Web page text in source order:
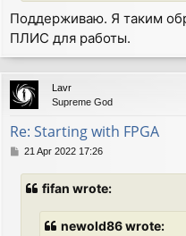
Поддерживаю. Я таким
ПЛИС для работы.
Lavr
Supreme God
Re: Starting with FPGA
P21 Apr 2022 17:26
fifan wrote:
newold86 wrote: